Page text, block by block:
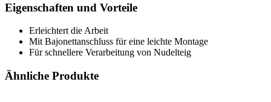
Eigenschaften und Vorteile
Erleichtert die Arbeit
Mit Bajonettanschluss für eine leichte Montage
Für schnellere Verarbeitung von Nudelteig
Ähnliche Produkte